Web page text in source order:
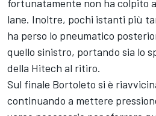
fortunatamente non ha colpito
lane. Inoltre, pochi istanti più
ha perso lo pneumatico
quello sinistro, portando sia lo
della Hitech al ritiro.
Sul finale Bortoleto si è
continuando a mettere